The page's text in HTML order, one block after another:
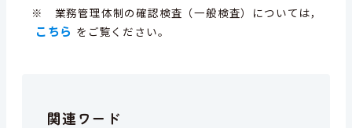
※ 業務管理体制の確認検査（一般検査）については，
こちら をご覧ください。
関連ワード